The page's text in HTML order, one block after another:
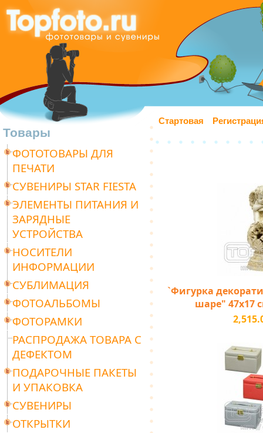
Стартовая
Товары
ФОТОТОВАРЫ ДЛЯ
ПЕЧАТИ
СУВЕНИРЫ STAR FIESTA
ЭЛЕМЕНТЫ ПИТАНИЯ И
ЗАРЯДНЫЕ
УСТРОЙСТВА
НОСИТЕЛИ
ИНФОРМАЦИИ
СУБЛИМАЦИЯ
ФОТОАЛЬБОМЫ
ФОТОРАМКИ
РАСПРОДАЖА ТОВАРА С
ДЕФЕКТОМ
ПОДАРОЧНЫЕ ПАКЕТЫ
И УПАКОВКА
СУВЕНИРЫ
ОТКРЫТКИ
`Фигурка
шаре" 47х17